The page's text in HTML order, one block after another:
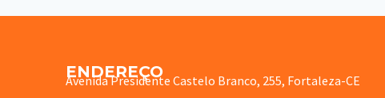
ENDEREÇO
Avenida Presidente Castelo Branco, 255, Fortaleza-CE